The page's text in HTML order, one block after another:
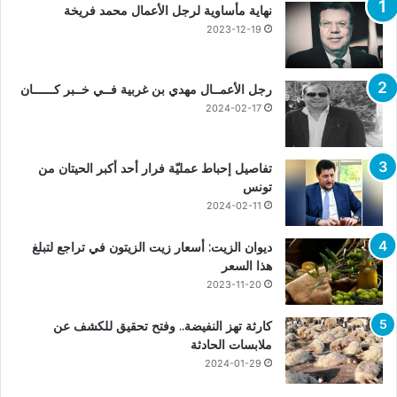
نهاية مأساوية لرجل الأعمال محمد فريخة
2023-12-19
رجل الأعمــال مهدي بن غربية فــي خــبر كــــــان
2024-02-17
تفاصيل إحباط عمليّة فرار أحد أكبر الحيتان من
تونس
2024-02-11
ديوان الزيت: أسعار زيت الزيتون في تراجع لتبلغ
هذا السعر
2023-11-20
كارثة تهز النفيضة.. وفتح تحقيق للكشف عن
ملابسات الحادثة
2024-01-29